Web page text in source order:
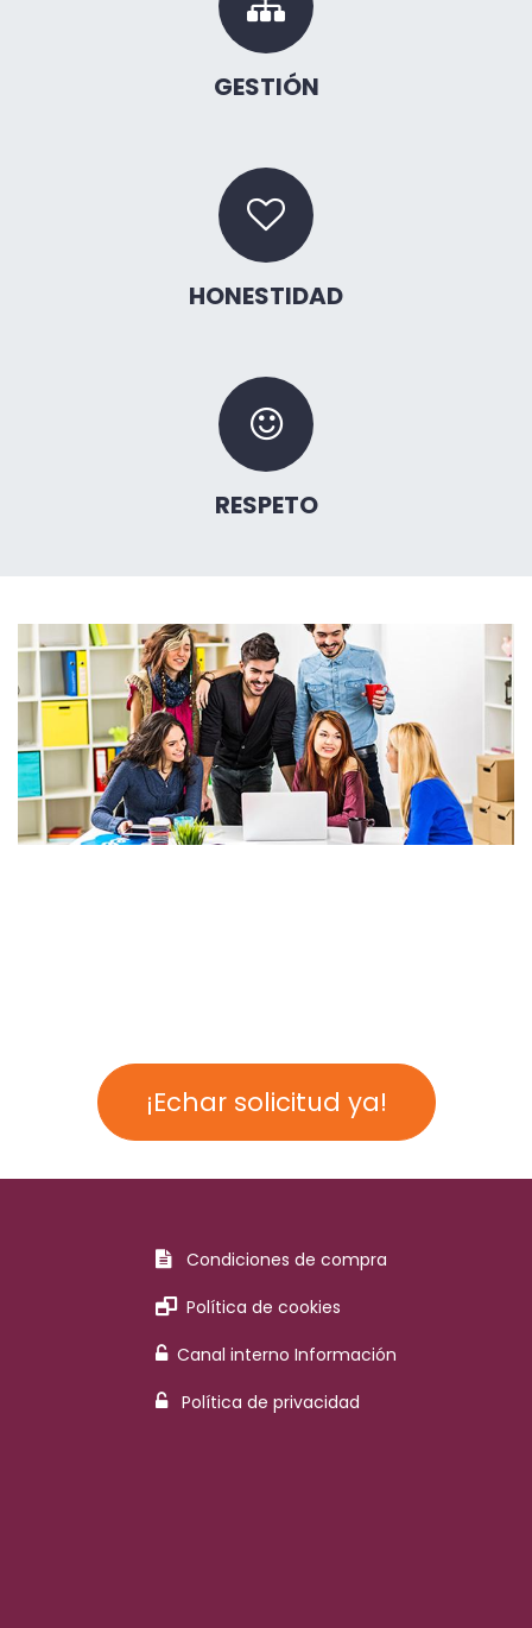
GESTIÓN
HONESTIDAD
RESPETO
¡Echar solicitud ya!
Condiciones de compra
Política de cookies
Canal interno Información
Política de privacidad